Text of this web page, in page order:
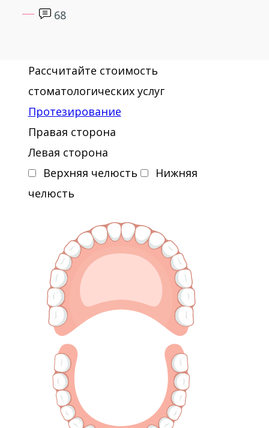
Implantium & SuperLine
68
Рассчитайте стоимость
стоматологических услуг
Протезирование
Правая сторона
Левая сторона
Верхняя челюсть
Нижняя
челюсть